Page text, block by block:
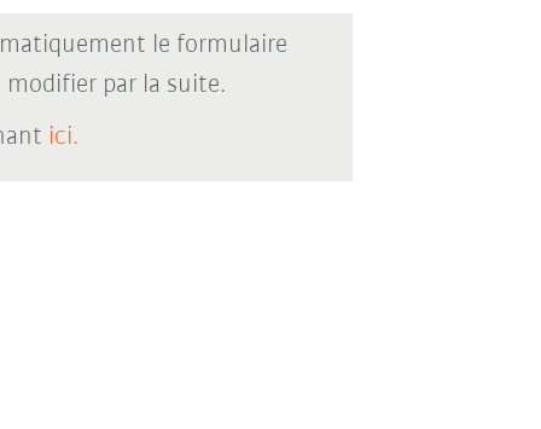
le formulaire
modifier par la suite.
ici.